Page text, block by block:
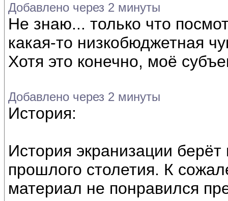
Добавлено через 2 минуты
Не знаю... только что
какая-то низкобюджетная
Хотя это конечно, моё
Добавлено через 2 минуты
История:
История экранизации
прошлого столетия. К
материал не понравился